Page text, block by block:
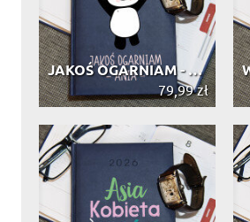
JAKOŚ OGARNIAM - KALENDARZ 2026
79,99 zł